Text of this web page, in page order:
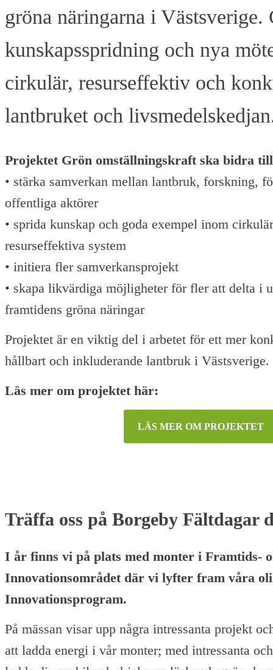
gröna näringarna i Västsverige.
kunskapsspridning och nya
cirkulär, resurseffektiv och
lantbruket och
Projektet Grön omställningskraft ska bidra
• stärka samverkan mellan lantbruk, forskning,
offentliga aktörer
• sprida kunskap och goda exempel inom
resurseffektiva system
• initiera fler samverkansprojekt
• skapa likvärdiga möjligheter för fler att delta i
framtidens gröna näringar
Projektet är en viktig del i arbetet för ett mer
hållbart och inkluderande lantbruk i Västsverige.
Läs mer om projektet här:
LÄS MER OM PROJEKTET
Träffa oss på Borgeby Fältdagar
I år finns vi på plats med monter i Framtids-
Innovationsområdet där vi lyfter fram våra
Innovationsprogram.
På mässan visar upp några intressanta projekt
att ladda energi i vår monter; med intressanta